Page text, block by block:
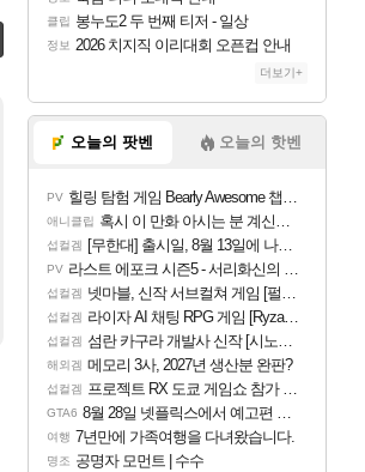
크로체 따왔습니다 [74]
리니지 클래식 똘끼형 다 좋은데 해외작업장 도와주는 짓은 좀 아니지않냐?
신호등 2인 40%글 존나 긁히네 씨발 [212]
고양이를 도구로 쓰는 인방 하꼬 스트리머 박제합니다.
7년만에 가족여행을 다녀왔습니다. [1]
비스트 비스트 오브 리인카네이션 정보/공략글 모음
동해바다 추암해수욕장
애니클립 혹시 이 만화 아시는 분 계신가요
클립 봉누도2 두 번째 티저 - 일상
정보 2026 치지직 이리대회 오픈컵 안내
더보기+
오늘의 팟벤 오늘의 핫벤
PV 힐링 탐험 게임 Bearly Awesome 챕터 1 트레일러
애니클립 혹시 이 만화 아시는 분 계신가요
섭컬겜 [무한대] 출시일, 8월 13일에 나오나
PV 라스트 에포크 시즌5 - 서리화신의 분노 티저
섭컬겜 넷마블, 신작 서브컬쳐 게임 [펄 인 블루] 티저 사이트 오픈
섭컬겜 라이자 AI 채팅 RPG 게임 [RyzaChat: AI] 공개
섭컬겜 섬란 카구라 개발사 신작 [시노비 넥서스] 연내 출시 예정
해외겜 메모리 3사, 2027년 생산분 완판?
섭컬겜 프로젝트 RX 도쿄 게임쇼 참가 결정
GTA6 8월 28일 넷플릭스에서 예고편 공개 예정
여행 7년만에 가족여행을 다녀왔습니다.
명조 공명자 모먼트 | 수수